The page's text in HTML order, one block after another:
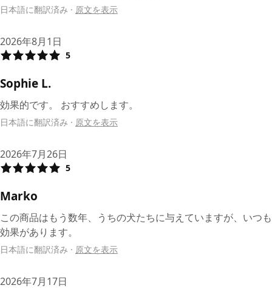
日本語に翻訳済み · 原文を表示
2026年8月1日
5
Sophie L.
効果的です。 おすすめします。
日本語に翻訳済み · 原文を表示
2026年7月26日
5
Marko
この商品はもう数年、うちの犬たちに与えていますが、いつも
効果があります。
日本語に翻訳済み · 原文を表示
2026年7月17日